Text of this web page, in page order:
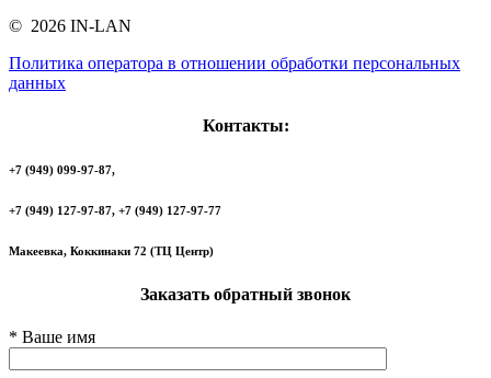
© 2026 IN-LAN
Политика оператора в отношении обработки персональных
данных
Контакты:
+7 (949) 099-97-87,
+7 (949) 127-97-87, +7 (949) 127-97-77
Макеевка, Коккинаки 72 (ТЦ Центр)
Заказать обратный звонок
* Ваше имя